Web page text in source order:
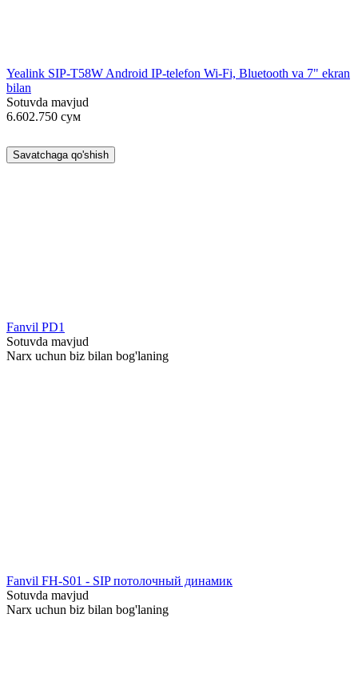
Yealink SIP-T58W Android IP-telefon Wi-Fi, Bluetooth va 7" ekran
bilan
Sotuvda mavjud
6.602.750 сум
Savatchaga qo'shish
Fanvil PD1
Sotuvda mavjud
Narx uchun biz bilan bog'laning
Fanvil FH-S01 - SIP потолочный динамик
Sotuvda mavjud
Narx uchun biz bilan bog'laning